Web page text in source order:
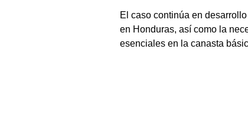
El caso continúa en
en Honduras, así como la
esenciales en la canasta